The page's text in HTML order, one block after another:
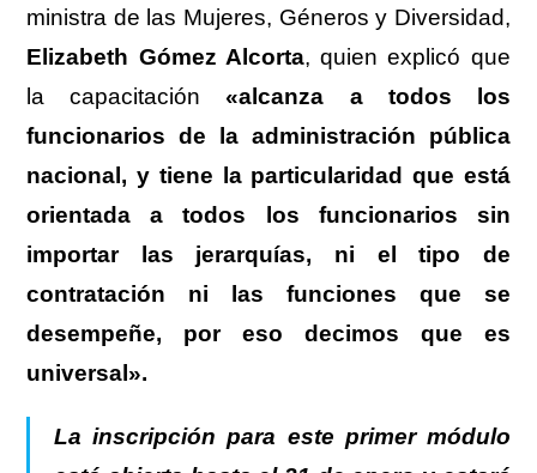
ministra de las Mujeres, Géneros y Diversidad,
Elizabeth Gómez Alcorta, quien explicó que
la capacitación«alcanza a todos los
funcionarios de la administración pública
nacional, y tiene la particularidad que está
orientada a todos los funcionarios sin
importar las jerarquías, ni el tipo de
contratación ni las funciones que se
desempeñe, por eso decimos que es
universal».
La inscripción para este primer módulo